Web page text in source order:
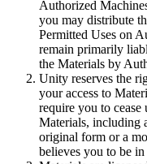
Verbinden Sie Spieler mit
Werben mit Unity
Anwendungsfälle
Mobile Spiele
Mobile Hits mit Unity
Indie-Spiele
Große Spiele mit kleinen
Aktualisierungen,
Neuigkeiten
Nachrichten, Geschichten
Bringen Sie die Kraft
Zertifizierungen
Beweisen Sie Ihre Unity-
Authorized
you may distribute
Permitted Uses on
remain primarily
the Materials by
Unity reserves the
your access to
require you to cease
Materials, including
original form or a
believes you to be